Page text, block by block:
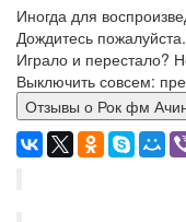
Иногда для
Дождитесь пожалуйста.
Играло и перестало?
Выключить совсем:
Отзывы о Рок